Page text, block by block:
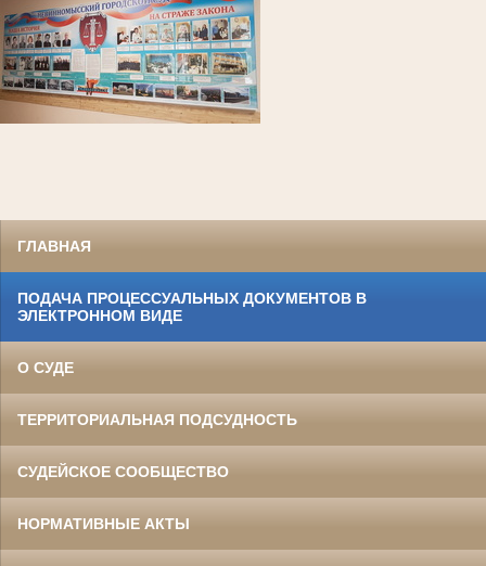
ГЛАВНАЯ
ПОДАЧА ПРОЦЕССУАЛЬНЫХ ДОКУМЕНТОВ В
ЭЛЕКТРОННОМ ВИДЕ
О СУДЕ
ТЕРРИТОРИАЛЬНАЯ ПОДСУДНОСТЬ
СУДЕЙСКОЕ СООБЩЕСТВО
НОРМАТИВНЫЕ АКТЫ